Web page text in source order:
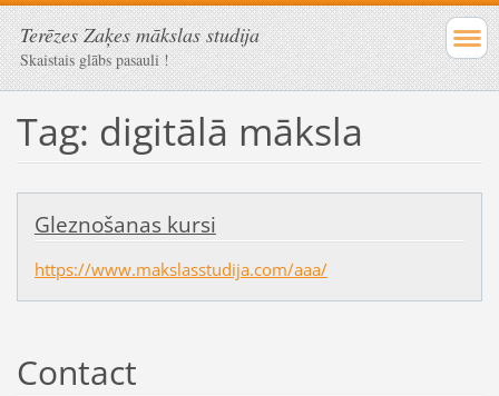
Terēzes Zaķes mākslas studija
Skaistais glābs pasauli !
Tag: digitālā māksla
Gleznošanas kursi
https://www.makslasstudija.com/aaa/
Contact